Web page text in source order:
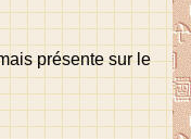
présente sur le